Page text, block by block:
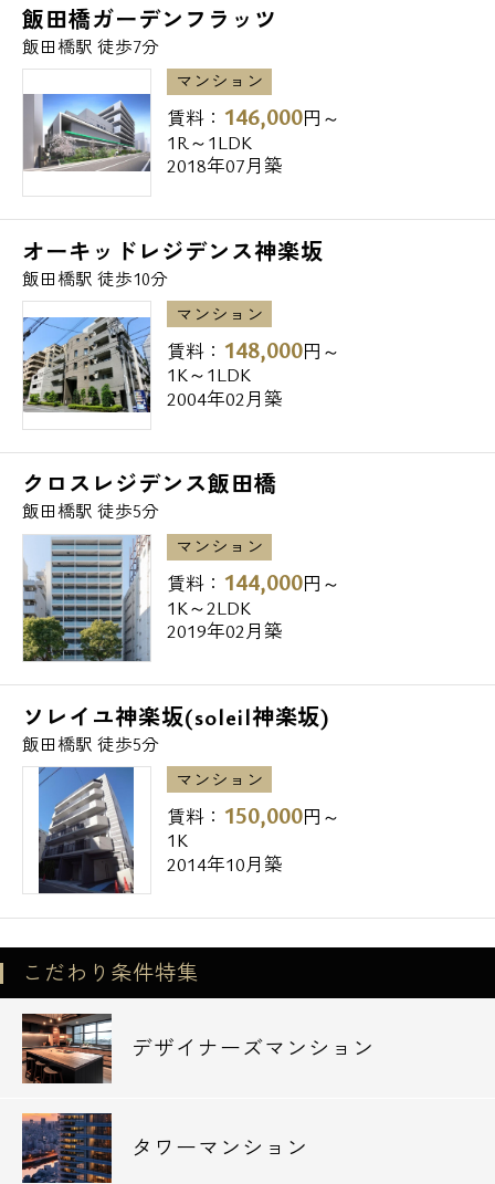
飯田橋ガーデンフラッツ
飯田橋駅 徒歩7分
マンション
賃料： 146,000円～
1R～1LDK
2018年07月築
オーキッドレジデンス神楽坂
飯田橋駅 徒歩10分
マンション
賃料： 148,000円～
1K～1LDK
2004年02月築
クロスレジデンス飯田橋
飯田橋駅 徒歩5分
マンション
賃料： 144,000円～
1K～2LDK
2019年02月築
ソレイユ神楽坂(soleil神楽坂)
飯田橋駅 徒歩5分
マンション
賃料： 150,000円～
1K
2014年10月築
こだわり条件特集
デザイナーズマンション
タワーマンション